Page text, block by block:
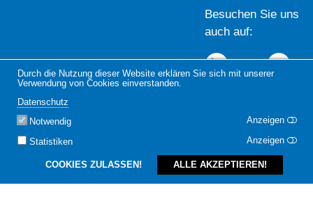
Durch die Nutzung dieser Website erklären Sie sich mit unserer
Verwendung von Cookies einverstanden.
Datenschutz
Notwendig Anzeigen
Statistiken Anzeigen
COOKIES ZULASSEN! ALLE AKZEPTIEREN!
Besuchen Sie uns
auch auf
LinkedIn